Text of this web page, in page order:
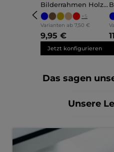
Bilderrahmen Holz
Ava
+5
Varianten ab 7,50 €
9,95 €
Jetzt konfigurieren
Das sagen
Unsere